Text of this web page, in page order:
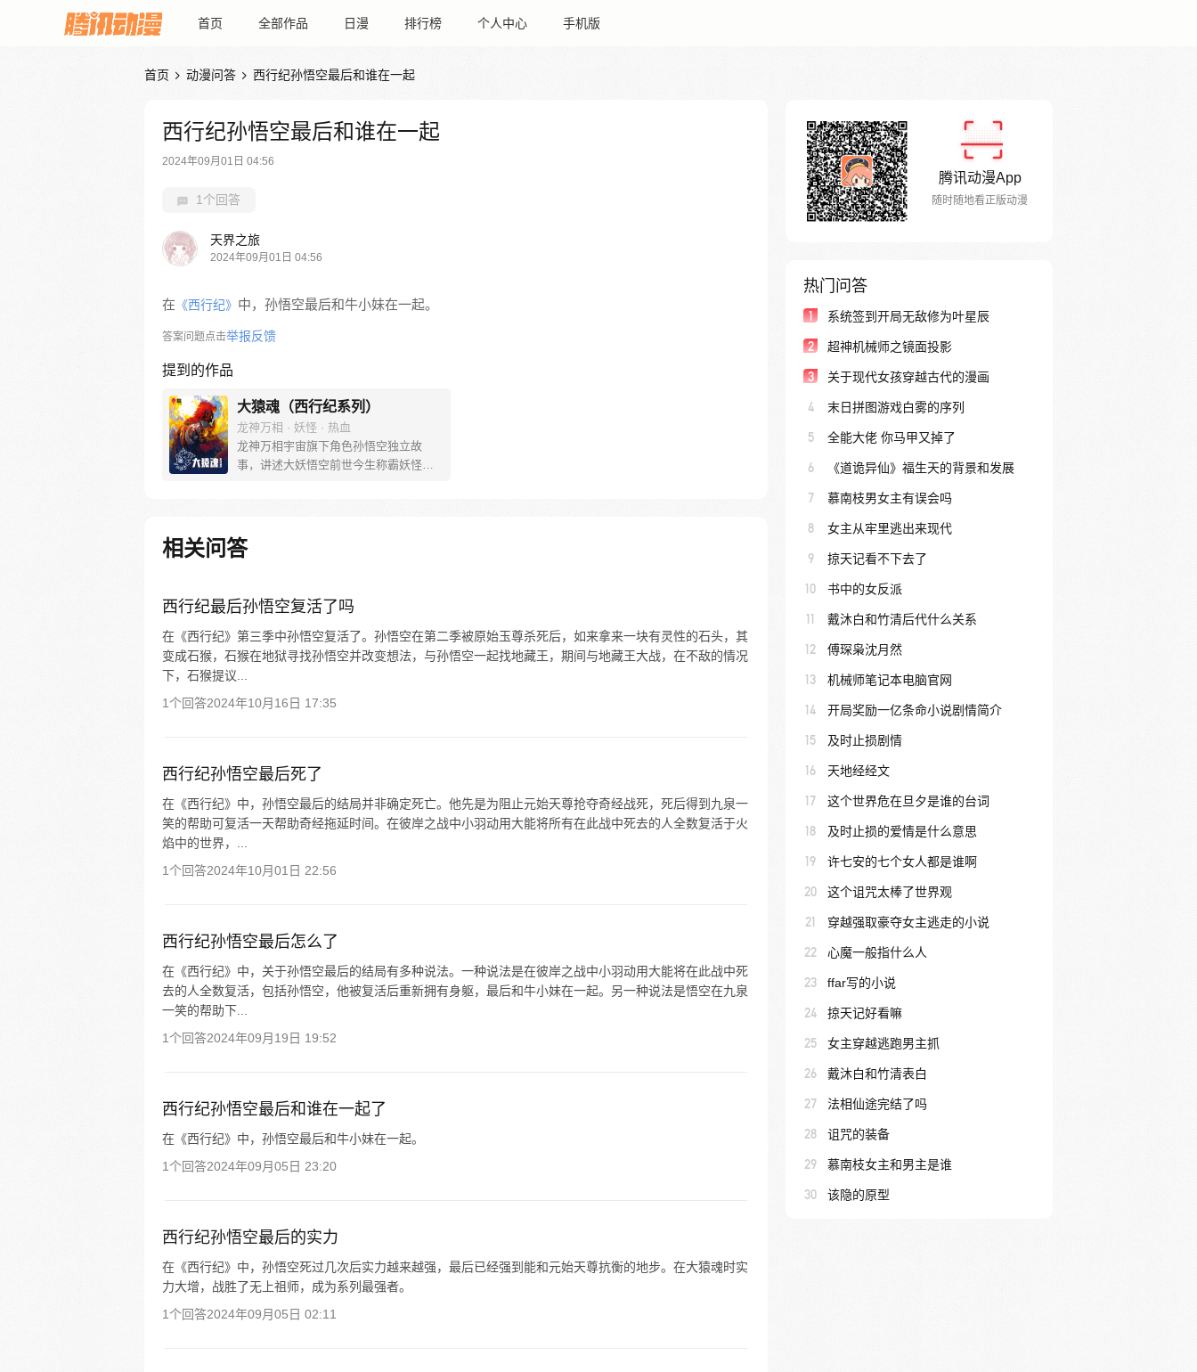
首页 全部作品 日漫 排行榜 个人中心 手机版
首页  动漫问答  西行纪孙悟空最后和谁在一起
西行纪孙悟空最后和谁在一起
2024年09月01日 04:56
1个回答
天界之旅
2024年09月01日 04:56
在 《西行纪》 中，孙悟空最后和牛小妹在一起。
答案问题点击举报反馈
提到的作品
大猿魂（西行纪系列）
龙神万相 · 妖怪 · 热血
龙神万相宇宙旗下角色孙悟空独立故
事，讲述大妖悟空前世今生称霸妖怪大
入暗魂无法再守护重要之人…六十年
后，他再次破石而出，背负着守护族人
成为猴群之王，但故事仍在继续…
相关问答
西行纪最后孙悟空复活了吗
在《西行纪》第三季中孙悟空复活了。孙悟空在第二季被原始玉尊杀死后，如来拿来一块有灵性的石头，其
变成石猴，石猴在地狱寻找孙悟空并改变想法，与孙悟空一起找地藏王，期间与地藏王大战，在不敌的情况
下，石猴提议...
1个回答2024年10月16日 17:35
西行纪孙悟空最后死了
在《西行纪》中，孙悟空最后的结局并非确定死亡。他先是为阻止元始天尊抢夺奇经战死，死后得到九泉一
笑的帮助可复活一天帮助奇经拖延时间。在彼岸之战中小羽动用大能将所有在此战中死去的人全数复活于火
焰中的世界，...
1个回答2024年10月01日 22:56
西行纪孙悟空最后怎么了
在《西行纪》中，关于孙悟空最后的结局有多种说法。一种说法是在彼岸之战中小羽动用大能将在此战中死
去的人全数复活，包括孙悟空，他被复活后重新拥有身躯，最后和牛小妹在一起。另一种说法是悟空在九泉
一笑的帮助下...
1个回答2024年09月19日 19:52
西行纪孙悟空最后和谁在一起了
在《西行纪》中，孙悟空最后和牛小妹在一起。
1个回答2024年09月05日 23:20
西行纪孙悟空最后的实力
在《西行纪》中，孙悟空死过几次后实力越来越强，最后已经强到能和元始天尊抗衡的地步。在大猿魂时实
力大增，战胜了无上祖师，成为系列最强者。
1个回答2024年09月05日 02:11
腾讯动漫App
随时随地看正版动漫
热门问答
1 系统签到开局无敌修为叶星辰
2 超神机械师之镜面投影
3 关于现代女孩穿越古代的漫画
4 末日拼图游戏白雾的序列
5 全能大佬 你马甲又掉了
6 《道诡异仙》福生天的背景和发展
7 慕南枝男女主有误会吗
8 女主从牢里逃出来现代
9 掠天记看不下去了
10 书中的女反派
11 戴沐白和竹清后代什么关系
12 傅琛枭沈月然
13 机械师笔记本电脑官网
14 开局奖励一亿条命小说剧情简介
15 及时止损剧情
16 天地经经文
17 这个世界危在旦夕是谁的台词
18 及时止损的爱情是什么意思
19 许七安的七个女人都是谁啊
20 这个诅咒太棒了世界观
21 穿越强取豪夺女主逃走的小说
22 心魔一般指什么人
23 ffar写的小说
24 掠天记好看嘛
25 女主穿越逃跑男主抓
26 戴沐白和竹清表白
27 法相仙途完结了吗
28 诅咒的装备
29 慕南枝女主和男主是谁
30 该隐的原型